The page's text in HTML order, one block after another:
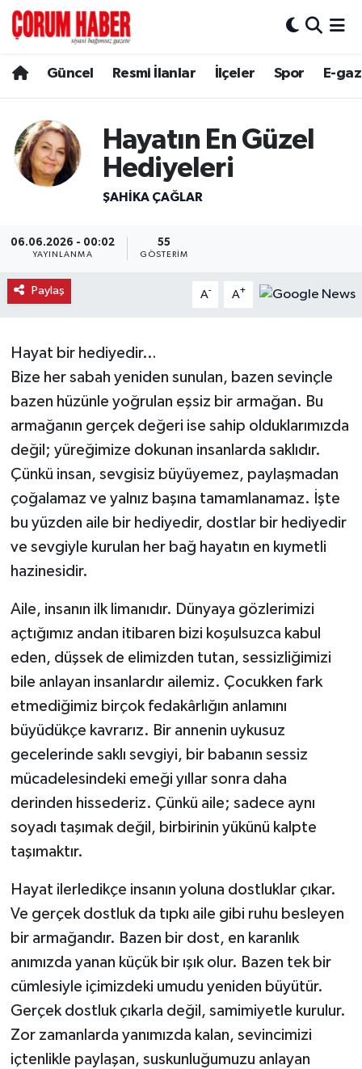
Güncel Resmi İlanlar İlçeler Spor E-
Hayatın En Güzel
Hediyeleri
ŞAHIKA ÇAĞLAR
06.06.2026 - 00:02
YAYINLANMA
55
GÖSTERIM
Paylaş A- A+
Hayat bir hediyedir…
Bize her sabah yeniden sunulan, bazen sevinçle
bazen hüzünle yoğrulan eşsiz bir armağan. Bu
armağanın gerçek değeri ise sahip olduklarımızda
değil; yüreğimize dokunan insanlarda saklıdır.
Çünkü insan, sevgisiz büyüyemez, paylaşmadan
çoğalamaz ve yalnız başına tamamlanamaz. İşte
bu yüzden aile bir hediyedir, dostlar bir hediyedir
ve sevgiyle kurulan her bağ hayatın en kıymetli
hazinesidir.
Aile, insanın ilk limanıdır. Dünyaya gözlerimizi
açtığımız andan itibaren bizi koşulsuzca kabul
eden, düşsek de elimizden tutan, sessizliğimizi
bile anlayan insanlardır ailemiz. Çocukken fark
etmediğimiz birçok fedakârlığın anlamını
büyüdükçe kavrarız. Bir annenin uykusuz
gecelerinde saklı sevgiyi, bir babanın sessiz
mücadelesindeki emeği yıllar sonra daha
derinden hissederiz. Çünkü aile; sadece aynı
soyadı taşımak değil, birbirinin yükünü kalpte
taşımaktır.
Hayat ilerledikçe insanın yoluna dostluklar çıkar.
Ve gerçek dostluk da tıpkı aile gibi ruhu besleyen
bir armağandır. Bazen bir dost, en karanlık
anımızda yanan küçük bir ışık olur. Bazen tek bir
cümlesiyle içimizdeki umudu yeniden büyütür.
Gerçek dostluk çıkarla değil, samimiyetle kurulur.
Zor zamanlarda yanımızda kalan, sevincimizi
içtenlikle paylaşan, suskunluğumuzu anlayan
Spor
Resmi İlanlar
Alaca
Dodurga
İskilip
Laçin
Mecitözü
Oğuzlar
Ortaköy
Sungurlu
Uğurludağ
Hava Durumu
Çorum Namaz Vakitleri
Trafik Durumu
Son Dakika Haberleri
Haber Arşivi